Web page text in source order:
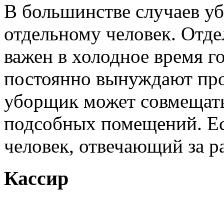
В большинстве случаев
отдельному человек.
важен в холодное время
постоянно вынуждают
уборщик может
подсобных помещений.
человек, отвечающий за
Кассир